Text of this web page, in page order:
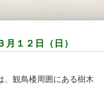
１２日（日）
、観鳥楼周囲にある樹木